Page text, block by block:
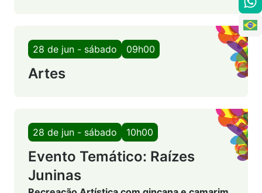
28 de jun - sábado 09h00
Artes
28 de jun - sábado 10h00
Evento Temático: Raízes
Juninas